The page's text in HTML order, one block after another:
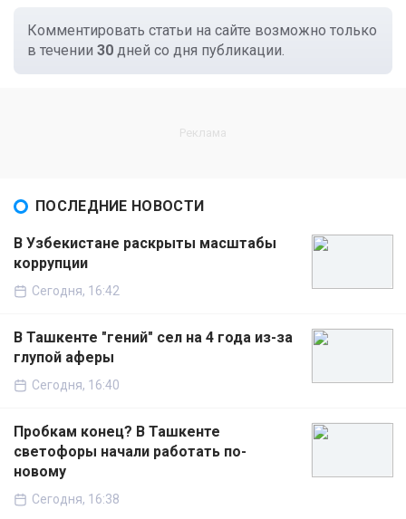
Комментировать статьи на сайте возможно только
в течении 30 дней со дня публикации.
ПОСЛЕДНИЕ НОВОСТИ
В Узбекистане раскрыты масштабы
коррупции
Сегодня, 16:42
В Ташкенте "гений" сел на 4 года из-за
глупой аферы
Сегодня, 16:40
Пробкам конец? В Ташкенте
светофоры начали работать по-
новому
Сегодня, 16:38